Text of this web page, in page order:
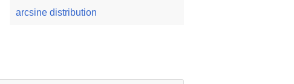
arcsine distribution